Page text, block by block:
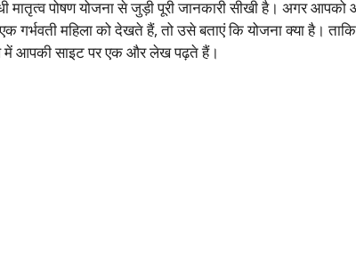
पोषण योजना से जुड़ी पूरी जानकारी सीखी है। अगर
महिला को देखते हैं, तो उसे बताएं कि योजना क्या है।
आपकी साइट पर एक और लेख पढ़ते हैं।